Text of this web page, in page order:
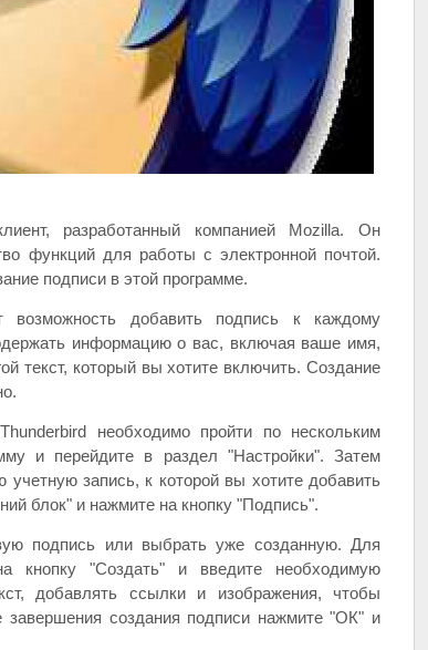
разработанный компанией Mozilla. Он
функций для работы с электронной почтой.
подписи в этой программе.
возможность добавить подпись к каждому
информацию о вас, включая ваше имя,
текст, который вы хотите включить. Создание
необходимо пройти по нескольким
и перейдите в раздел "Настройки". Затем
запись, к которой вы хотите добавить
блок" и нажмите на кнопку "Подпись".
подпись или выбрать уже созданную. Для
кнопку "Создать" и введите необходимую
добавлять ссылки и изображения, чтобы
создания подписи нажмите "ОК" и